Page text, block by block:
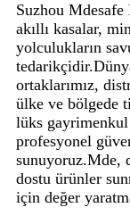
Suzhou
akıllı kasalar,
yolculukların
ortaklarımız,
ülke ve bölgede
lüks
profesyonel
sunuyoruz.Mde,
dostu ürünler
için değer